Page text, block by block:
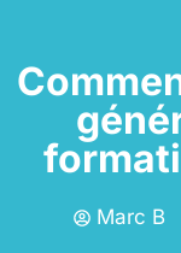
Marc B